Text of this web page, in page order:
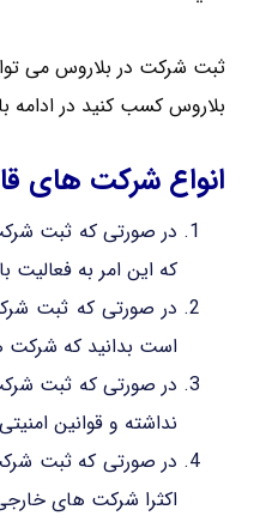
ثبت شرکت در بلاروس می
بلاروس کسب کنید در
انواع شرکت های
در صورتی که ثبت
که این امر به فعالیت
در صورتی که ثبت
است بدانید که شرکت
در صورتی که ثبت
نداشته و قوانین
در صورتی که ثبت
اکثرا شرکت های